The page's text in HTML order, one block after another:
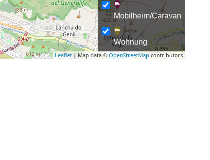
Leaflet| Map data ©OpenStreetMapcontributors
Mobilheim/Caravan
Wohnung